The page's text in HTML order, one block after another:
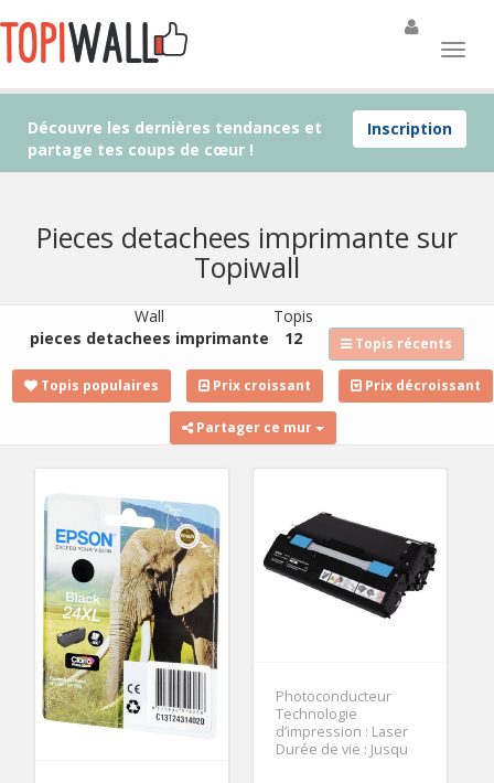
Inscription
Découvre les dernières tendances et
partage tes coups de cœur !
Pieces detachees imprimante sur
Topiwall
Wall
pieces detachees imprimante
Topis
12
Topis récents
Topis populaires Prix croissant Prix décroissant
Partager ce mur
Photoconducteur
Technologie
d’impression : Laser
Durée de vie : Jusqu